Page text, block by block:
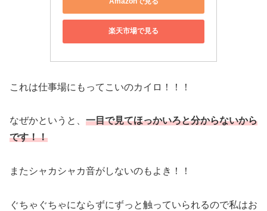
楽天市場で見る
これは仕事場にもってこいのカイロ！！！
なぜかというと、 一目で見てほっかいろと分からないから
です！！
またシャカシャカ音がしないのもよき！！
ぐちゃぐちゃにならずにずっと触っていられるので私はお